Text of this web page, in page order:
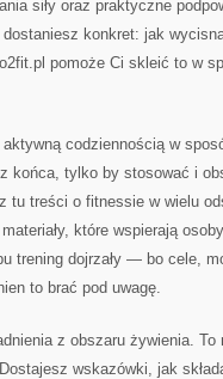
siły oraz praktyczne
konkret: jak
pomoże Ci skleić to w
codziennością w
końca, tylko by stosować i
tu treści o fitnessie w wielu
które wspierają
trening dojrzały — bo cele,
to brać pod uwagę.
z obszaru żywienia. To
wskazówki, jak